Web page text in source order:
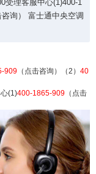
受理客服中心(1)400-1
询） 富士通中央空调
909 （点击咨询）（2） 40
(1)400-1865-909 （点击
热线24
话号码 昆明富
1865-909
点击咨询） 富
400受理客服中
2）400-1865-90